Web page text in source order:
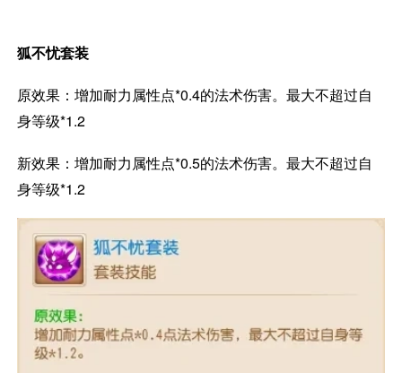
狐不忧套装
原效果：增加耐力属性点*0.4的法术伤害。最大不超过自
身等级*1.2
新效果：增加耐力属性点*0.5的法术伤害。最大不超过自
身等级*1.2